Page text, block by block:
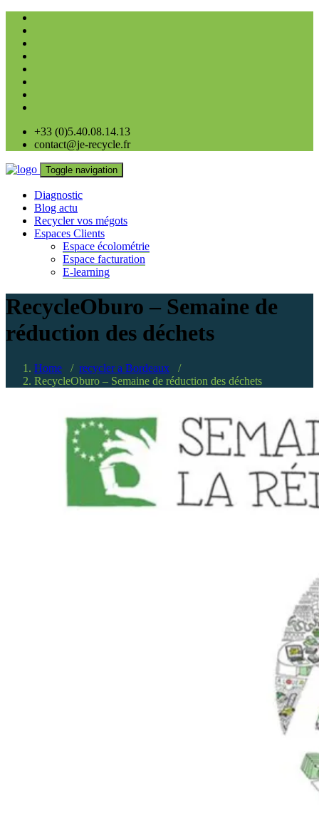
+33 (0)5.40.08.14.13
contact@je-recycle.fr
Toggle navigation
Diagnostic
Blog actu
Recycler vos mégots
Espaces Clients
Espace écolométrie
Espace facturation
E-learning
RecycleOburo – Semaine de
réduction des déchets
Home / recycler a Bordeaux /
RecycleOburo – Semaine de réduction des déchets